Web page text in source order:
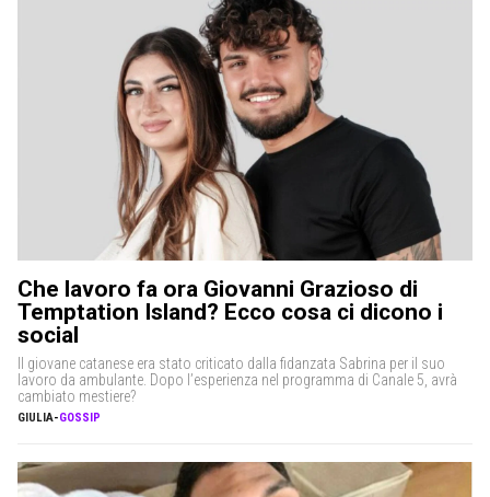
Che lavoro fa ora Giovanni Grazioso di
Temptation Island? Ecco cosa ci dicono i
social
Il giovane catanese era stato criticato dalla fidanzata Sabrina per il suo
lavoro da ambulante. Dopo l’esperienza nel programma di Canale 5, avrà
cambiato mestiere?
GIULIA-GOSSIP